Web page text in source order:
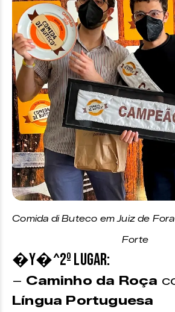
Comida di Buteco em Juiz de
Forte
�Y�^2º Lugar:
– Caminho da Roça
Língua Portuguesa